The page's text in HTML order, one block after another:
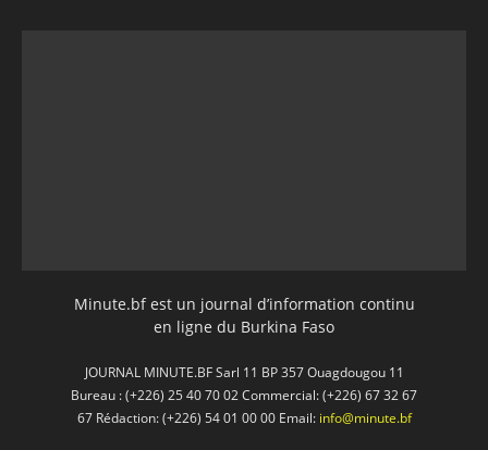
Minute.bf est un journal d’information continu
en ligne du Burkina Faso
JOURNAL MINUTE.BF Sarl 11 BP 357 Ouagdougou 11
Bureau : (+226) 25 40 70 02 Commercial: (+226) 67 32 67
67 Rédaction: (+226) 54 01 00 00 Email: info@minute.bf